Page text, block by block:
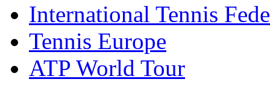
International Tennis
Tennis Europe
ATP World Tour